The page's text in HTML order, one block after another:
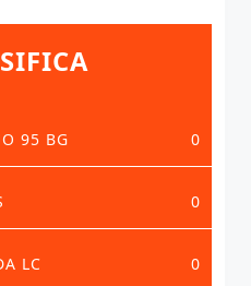
95 BG 0
0
LC 0